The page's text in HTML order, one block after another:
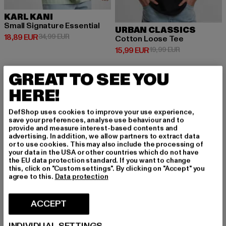
KARL KANI
Small Signature Essential
18,89 EUR
Prix courant: 18,89 EUR
34,99 EURPrix en promotion: 34,99 EUR
URBAN CLASSICS
Cotton Loose Tee
15,99 EUR
Prix courant: 15,99 EUR
19,99 EURPrix en
-45%
GREAT TO SEE YOU
HERE!
DefShop uses cookies to improve your use experience,
save your preferences, analyse use behaviour and to
provide and measure interest-based contents and
advertising. In addition, we allow partners to extract data
or to use cookies. This may also include the processing of
your data in the USA or other countries which do not have
the EU data protection standard. If you want to change
this, click on "Custom settings". By clicking on "Accept" you
agree to this. Data protection
ACCEPT